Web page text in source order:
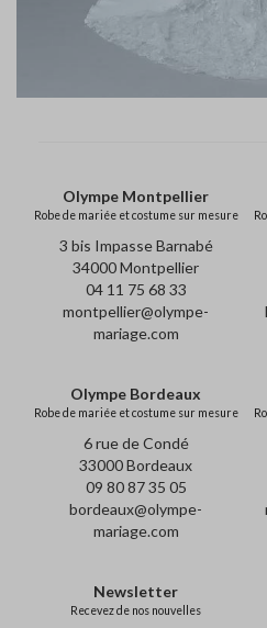
Olympe Montpellier
Robe de mariée et costume sur mesure
3 bis Impasse Barnabé
34000 Montpellier
04 11 75 68 33
montpellier@olympe-
mariage.com
Olympe Bordeaux
Robe de mariée et costume sur mesure
6 rue de Condé
33000 Bordeaux
09 80 87 35 05
bordeaux@olympe-
mariage.com
Newsletter
Recevez de nos nouvelles